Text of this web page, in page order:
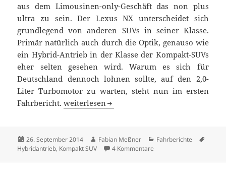
aus dem Limousinen-only-Geschäft das non plus
ultra zu sein. Der Lexus NX unterscheidet sich
grundlegend von anderen SUVs in seiner Klasse.
Primär natürlich auch durch die Optik, genauso wie
ein Hybrid-Antrieb in der Klasse der Kompakt-SUVs
eher selten gesehen wird. Warum es sich für
Deutschland dennoch lohnen sollte, auf den 2,0-
Liter Turbomotor zu warten, steht nun im ersten
Fahrbericht.Erste Testfahrt: Lexus NX 300h (E-Four)
weiterlesen
Veröffentlicht
am
26. September 2014 Autor
Fabian Meßner Kategorien
Fahrberichte
Hybridantrieb, Kompakt SUV 4 Kommentare